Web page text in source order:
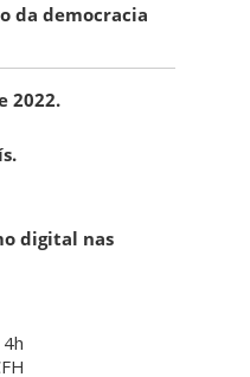
da democracia
2022.
digital nas